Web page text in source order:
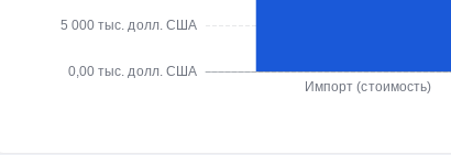
0,00 тыс. долл. США
5 000 тыс. долл. США
Импорт (стоимость)